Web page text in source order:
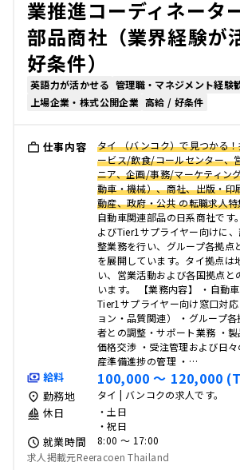
業推進コーディネータ
部品商社（業界経験が
好条件）
英語力が活かせる 管理職・マネジメント経験
上場企業・株式公開企業 高給 / 好条件
仕事内容
タイ （バンコク）で見つかる
ービス/飲食/コールセンター、
ニア、企画/事務/マーケティン
動車・機械）、商社、出版・印
動産、政府・公共 の転職求人
自動車関連部品の日系商社です
よびTier1サプライヤー向けに
整業務を行い、グループ各拠点
を展開しています。タイ拠点は
い、営業活動および各国拠点と
います。 【業務内容】 ・自動
Tier1サプライヤー向け窓口対
ョン・品質関連） ・グループ
者との調整・サポート業務 ・製
価格交渉 ・受注管理および日
産準備進捗の管理 ・…
給料 100,000 〜 120,000
勤務地 タイ | バンコクの求人です。
休日
・土日
・祝日
就業時間
8:00 〜 17:00
求人掲載元Reeracoen Thailand